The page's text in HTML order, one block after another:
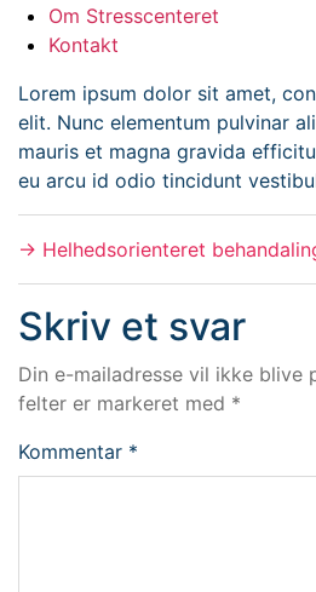
Om Stresscenteret
Kontakt
Lorem ipsum dolor sit amet,
elit. Nunc elementum pulvinar
mauris et magna gravida
eu arcu id odio tincidunt
→ Helhedsorienteret
Skriv et svar
Din e-mailadresse vil ikke blive
felter er markeret med *
Kommentar *